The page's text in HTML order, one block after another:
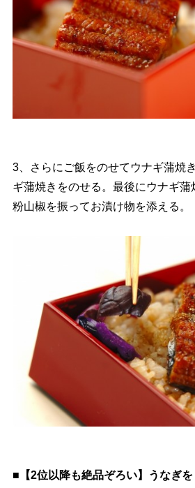
3、さらにご飯をのせてウナギ蒲焼
ギ蒲焼きをのせる。最後にウナギ蒲
粉山椒を振ってお漬け物を添える。
■【2位以降も絶品ぞろい】うなぎ